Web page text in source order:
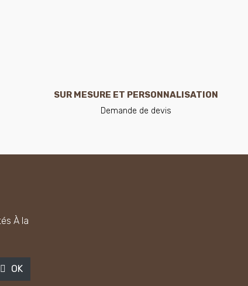
SUR MESURE ET PERSONNALISATION
Demande de devis
À la
OK